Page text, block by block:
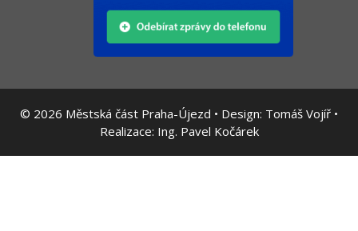
© 2026 Městská část Praha-Újezd • Design: Tomáš Vojíř •
Realizace: Ing. Pavel Kočárek